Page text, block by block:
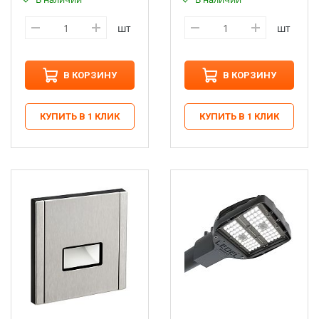
шт
В КОРЗИНУ
КУПИТЬ В 1 КЛИК
шт
В КОРЗИНУ
КУПИТЬ В 1 КЛИК